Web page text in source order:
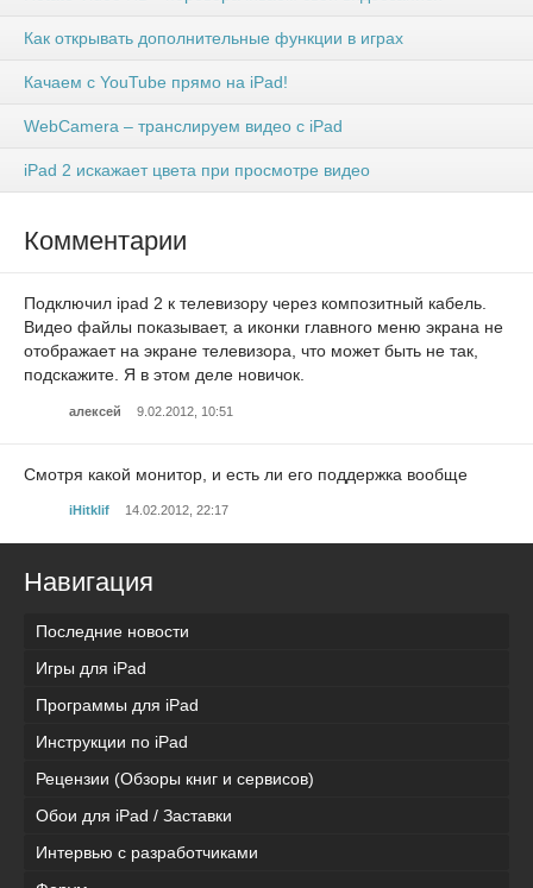
Как открывать дополнительные функции в играх
Качаем с YouTube прямо на iPad!
WebCamera – транслируем видео с iPad
iPad 2 искажает цвета при просмотре видео
Комментарии
Подключил ipad 2 к телевизору через композитный кабель.
Видео файлы показывает, а иконки главного меню экрана не
отображает на экране телевизора, что может быть не так,
подскажите. Я в этом деле новичок.
алексей 9.02.2012, 10:51
Смотря какой монитор, и есть ли его поддержка вообще
iHitklif 14.02.2012, 22:17
Навигация
Последние новости
Игры для iPad
Программы для iPad
Инструкции по iPad
Рецензии (Обзоры книг и сервисов)
Обои для iPad / Заставки
Интервью с разработчиками